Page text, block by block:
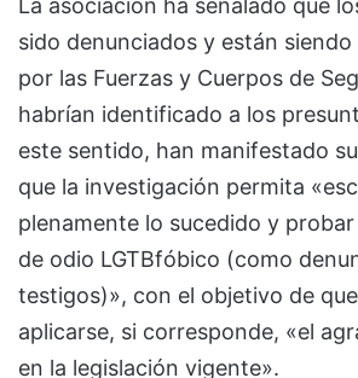
La asociación ha señalado que
sido denunciados y están
por las Fuerzas y Cuerpos de
habrían identificado a los
este sentido, han manifestado
que la investigación permita
plenamente lo sucedido y
de odio LGTBfóbico (como
testigos)», con el objetivo de
aplicarse, si corresponde, «el
en la legislación vigente».